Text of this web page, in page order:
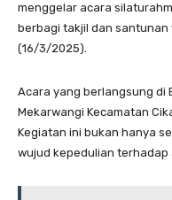
menggelar acara
berbagi takjil dan santunan
(16/3/2025).
Acara yang berlangsung di
Mekarwangi Kecamatan
Kegiatan ini bukan hanya
wujud kepedulian terhadap